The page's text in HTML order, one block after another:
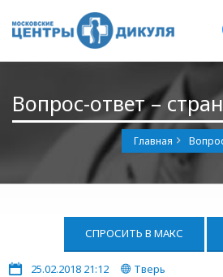
Вопрос-ответ –
Главная
СПРОСИТЬ В МАКС
25.02.2018 21:12
Тверь